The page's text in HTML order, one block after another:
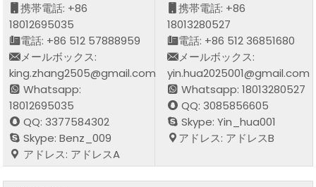
携帯電話: +86
18012695035
電話: +86 512 57888959
メールボックス:
king.zhang2505@gmail.com
Whatsapp:
18012695035
QQ: 3377584302
Skype: Benz_009
アドレス: アドレスA
携帯電話: +86
18013280527
電話: +86 512 36851680
メールボックス:
yin.hua2025001@gmail.com
Whatsapp: 18013280527
QQ: 3085856605
Skype: Yin_hua001
アドレス: アドレスB